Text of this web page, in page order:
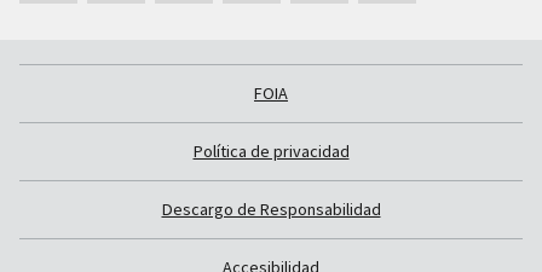
FOIA
Política de privacidad
Descargo de Responsabilidad
Accesibilidad